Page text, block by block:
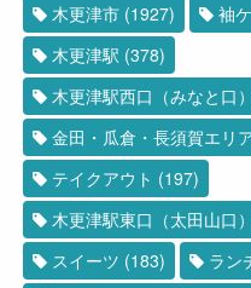
木更津市 (1927) 袖
木更津駅 (378)
木更津駅西口（みなと口
金田・瓜倉・長須賀エリ
テイクアウト (197)
木更津駅東口（太田山口
スイーツ (183) ラン